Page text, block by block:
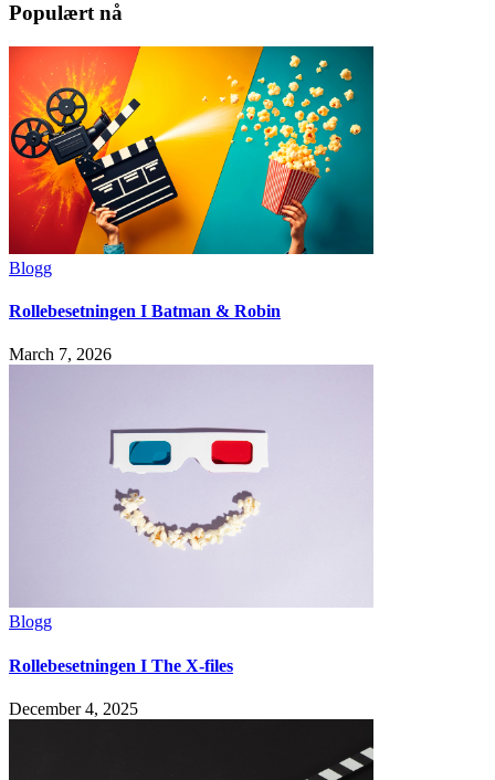
Populært nå
Blogg
Rollebesetningen I Batman & Robin
March 7, 2026
Blogg
Rollebesetningen I The X-files
December 4, 2025